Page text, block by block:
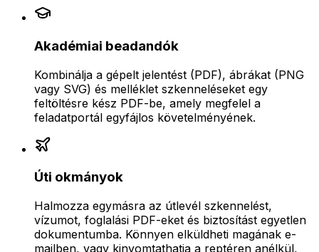
Akadémiai beadandók
Kombinálja a gépelt jelentést (PDF), ábrákat (PNG
vagy SVG) és melléklet szkenneléseket egy
feltöltésre kész PDF-be, amely megfelel a
feladatportál egyfájlos követelményének.
Úti okmányok
Halmozza egymásra az útlevél szkennelést,
vízumot, foglalási PDF-eket és biztosítást egyetlen
dokumentumba. Könnyen elküldheti magának e-
mailben, vagy kinyomtathatja a reptéren anélkül,